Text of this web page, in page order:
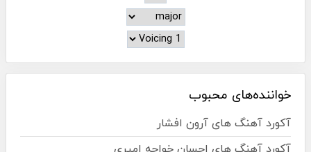
خواننده‌های محبوب
آکورد آهنگ های آرون افشار